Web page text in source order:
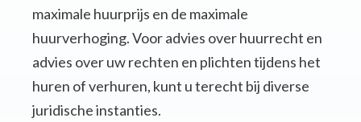
maximale huurprijs en de maximale
huurverhoging. Voor advies over huurrecht en
advies over uw rechten en plichten tijdens het
huren of verhuren, kunt u terecht bij diverse
juridische instanties.